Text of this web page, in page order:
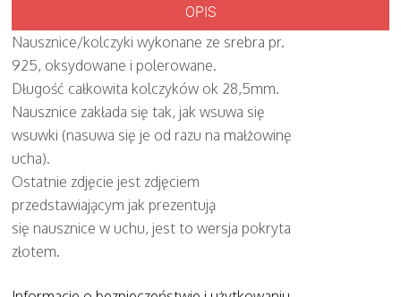
OPIS
Nausznice/kolczyki wykonane ze srebra pr.
925, oksydowane i polerowane.
Długość całkowita kolczyków ok 28,5mm.
Nausznice zakłada się tak, jak wsuwa się
wsuwki (nasuwa się je od razu na małżowinę
ucha).
Ostatnie zdjęcie jest zdjęciem
przedstawiającym jak prezentują
się nausznice w uchu, jest to wersja pokryta
złotem.